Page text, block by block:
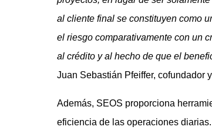
al cliente final se constituyen como
el riesgo comparativamente con un
al crédito y al hecho de que el
Juan Sebastián Pfeiffer, cofundador
Además, SEOS proporciona
eficiencia de las operaciones diarias.